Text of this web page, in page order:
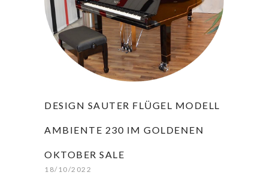
DESIGN SAUTER FLÜGEL MODELL
AMBIENTE 230 IM GOLDENEN
OKTOBER SALE
18/10/2022